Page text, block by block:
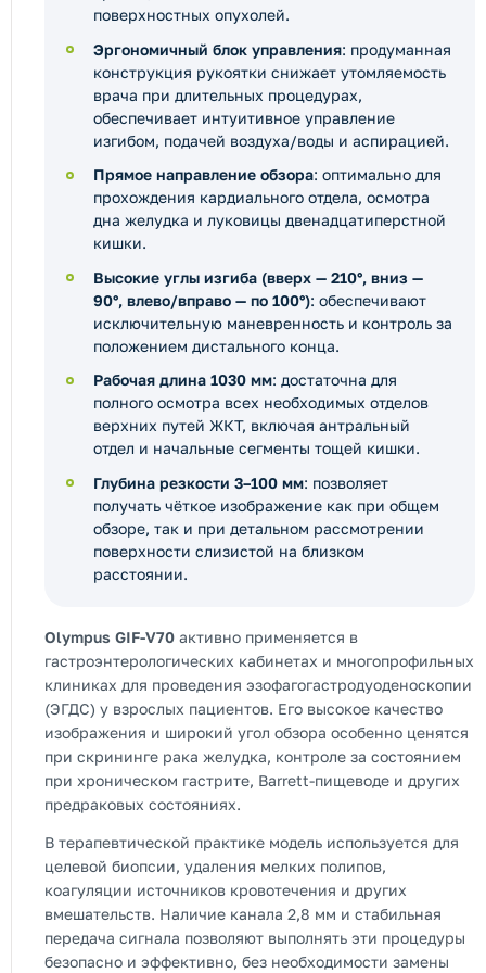
поверхностных опухолей.
Эргономичный блок управления: продуманная
конструкция рукоятки снижает утомляемость
врача при длительных процедурах,
обеспечивает интуитивное управление
изгибом, подачей воздуха/воды и аспирацией.
Прямое направление обзора: оптимально для
прохождения кардиального отдела, осмотра
дна желудка и луковицы двенадцатиперстной
кишки.
Высокие углы изгиба (вверх — 210°, вниз —
90°, влево/вправо — по 100°): обеспечивают
исключительную маневренность и контроль за
положением дистального конца.
Рабочая длина 1030 мм: достаточна для
полного осмотра всех необходимых отделов
верхних путей ЖКТ, включая антральный
отдел и начальные сегменты тощей кишки.
Глубина резкости 3–100 мм: позволяет
получать чёткое изображение как при общем
обзоре, так и при детальном рассмотрении
поверхности слизистой на близком
расстоянии.
Olympus GIF-V70 активно применяется в
гастроэнтерологических кабинетах и многопрофильных
клиниках для проведения эзофагогастродуоденоскопии
(ЭГДС) у взрослых пациентов. Его высокое качество
изображения и широкий угол обзора особенно ценятся
при скрининге рака желудка, контроле за состоянием
при хроническом гастрите, Barrett-пищеводе и других
предраковых состояниях.
В терапевтической практике модель используется для
целевой биопсии, удаления мелких полипов,
коагуляции источников кровотечения и других
вмешательств. Наличие канала 2,8 мм и стабильная
передача сигнала позволяют выполнять эти процедуры
безопасно и эффективно, без необходимости замены